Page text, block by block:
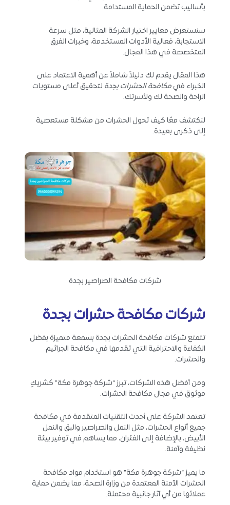
بأساليب تضمن الحماية المستدامة.
سنستعرض معايير اختيار الشركة المثالية، مثل سرعة
الاستجابة، فعالية الأدوات المستخدمة، وخبرات الفرق
المتخصصة في هذا المجال.
هذا المقال يقدم لك دليلاً شاملاً عن أهمية الاعتماد على
الخبراء في مكافحة الحشرات بجدة لتحقيق أعلى مستويات
الراحة والصحة لك ولأسرتك.
لنكتشف معًا كيف تحول الحشرات من مشكلة مستعصية
إلى ذكرى بعيدة.
شركات مكافحة الصراصير بجدة
شركات مكافحة حشرات بجدة
تتمتع شركات مكافحة الحشرات بجدة بسمعة متميزة بفضل
الكفاءة والاحترافية التي تقدمها في مكافحة الجراثيم
والحشرات.
ومن أفضل هذه الشركات، تبرز “شركة جوهرة مكة” كشريكٍ
موثوق في مجال مكافحة الحشرات.
تعتمد الشركة على أحدث التقنيات المتقدمة في مكافحة
جميع أنواع الحشرات، مثل النمل والصراصير والبق والنمل
الأبيض، بالإضافة إلى الفئران، مما يساهم في توفير بيئة
نظيفة وآمنة.
ما يميز “شركة جوهرة مكة” هو استخدام مواد مكافحة
الحشرات الآمنة المعتمدة من وزارة الصحة، مما يضمن حماية
عملائها من أي آثار جانبية محتملة.